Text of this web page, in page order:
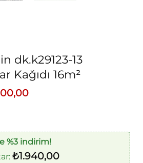
dk.k29123-13
Kağıdı 16m²
Şu
%3 indirim!
₺1.940,00